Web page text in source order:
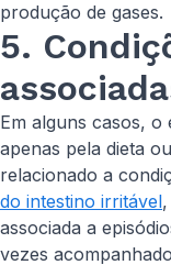
produção de gases.
5.
Em alguns casos, o
apenas pela dieta
relacionado a
do intestino irritável
associada a
vezes